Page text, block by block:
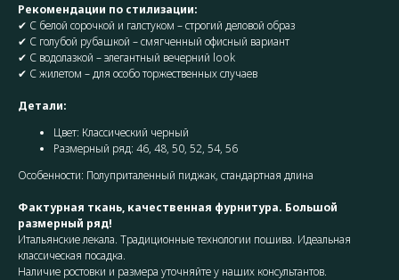
Рекомендации по стилизации:
✔ С белой сорочкой и галстуком – строгий деловой образ
✔ С голубой рубашкой – смягченный офисный вариант
✔ С водолазкой – элегантный вечерний look
✔ С жилетом – для особо торжественных случаев
Детали:
Цвет: Классический черный
Размерный ряд: 46, 48, 50, 52, 54, 56
Особенности: Полуприталенный пиджак, стандартная длина
Фактурная ткань, качественная фурнитура. Большой
размерный ряд!
Итальянские лекала. Традиционные технологии пошива. Идеальная
классическая посадка.
Наличие ростовки и размера уточняйте у наших консультантов.